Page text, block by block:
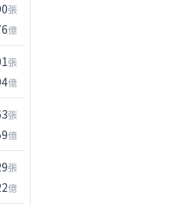
張
億
張
億
張
億
張
億